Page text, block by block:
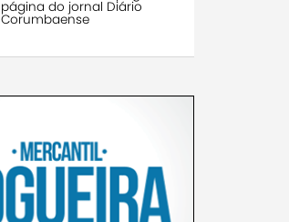
página do jornal Diário
Corumbaense